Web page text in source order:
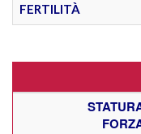
FERTILITÀ